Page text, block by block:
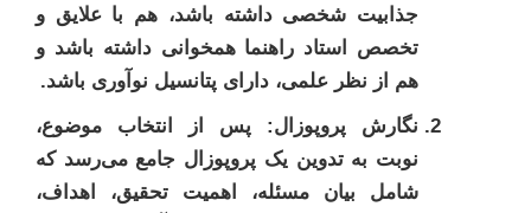
جذابیت شخصی داشته باشد، هم با علایق و
تخصص استاد راهنما همخوانی داشته باشد و
هم از نظر علمی، دارای پتانسیل نوآوری باشد.
نگارش پروپوزال: پس از انتخاب موضوع،
نوبت به تدوین یک پروپوزال جامع می‌رسد که
شامل بیان مسئله، اهمیت تحقیق، اهداف،